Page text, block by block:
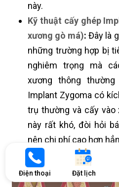
Điện thoại Đặt lịch
này.
Kỹ thuật cấy ghép
xương gò má): Đây là
những trường hợp bị
nghiêm trọng mà
xương thông
Implant Zygoma có
trụ thường và cấy vào
này rất khó, đòi hỏi
nên chi phí cao hơn